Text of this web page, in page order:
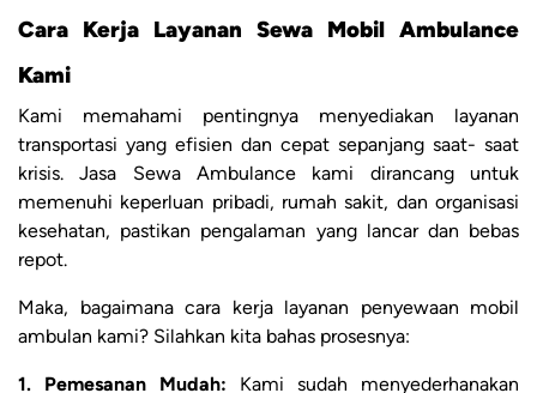
Cara Kerja Layanan Sewa Mobil Ambulance
Kami
Kami memahami pentingnya menyediakan layanan
transportasi yang efisien dan cepat sepanjang saat- saat
krisis. Jasa Sewa Ambulance kami dirancang untuk
memenuhi keperluan pribadi, rumah sakit, dan organisasi
kesehatan, pastikan pengalaman yang lancar dan bebas
repot.
Maka, bagaimana cara kerja layanan penyewaan mobil
ambulan kami? Silahkan kita bahas prosesnya:
1. Pemesanan Mudah: Kami sudah menyederhanakan